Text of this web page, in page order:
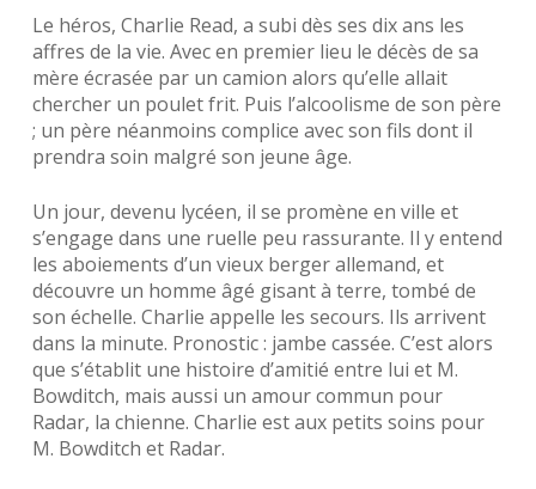
Le héros, Charlie Read, a subi dès ses dix ans les
affres de la vie. Avec en premier lieu le décès de sa
mère écrasée par un camion alors qu’elle allait
chercher un poulet frit. Puis l’alcoolisme de son père
; un père néanmoins complice avec son fils dont il
prendra soin malgré son jeune âge.
Un jour, devenu lycéen, il se promène en ville et
s’engage dans une ruelle peu rassurante. Il y entend
les aboiements d’un vieux berger allemand, et
découvre un homme âgé gisant à terre, tombé de
son échelle. Charlie appelle les secours. Ils arrivent
dans la minute. Pronostic : jambe cassée. C’est alors
que s’établit une histoire d’amitié entre lui et M.
Bowditch, mais aussi un amour commun pour
Radar, la chienne. Charlie est aux petits soins pour
M. Bowditch et Radar.